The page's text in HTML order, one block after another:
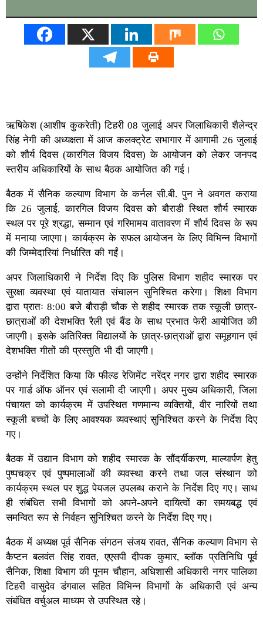
ऋषिकेश (आशीष कुकरेती) टिहरी 08 जुलाई अपर जिलाधिकारी शैलेन्द्र
सिंह नेगी की अध्यक्षता में आज कलक्ट्रेट सभागार में आगामी 26 जुलाई
को शौर्य दिवस (कारगिल विजय दिवस) के आयोजन को लेकर जनपद
स्तरीय अधिकारियों के साथ बैठक आयोजित की गई।
बैठक में सैनिक कल्याण विभाग के कर्नल सी.बी. पुन ने अवगत कराया
कि 26 जुलाई, कारगिल विजय दिवस को बौराडी स्थित शौर्य स्मारक
स्थल पर पूरे श्रद्धा, सम्मान एवं गरिमामय वातावरण में शौर्य दिवस के रूप
में मनाया जाएगा। कार्यक्रम के सफल आयोजन के लिए विभिन्न विभागों
की जिम्मेदारियां निर्धारित की गईं।
अपर जिलाधिकारी ने निर्देश दिए कि पुलिस विभाग शहीद स्मारक पर
सुरक्षा व्यवस्था एवं यातायात संचालन सुनिश्चित करेगा। शिक्षा विभाग
द्वारा प्रातः 8:00 बजे बौराड़ी चौक से शहीद स्मारक तक स्कूली छात्र-
छात्राओं की देशभक्ति रैली एवं बैंड के साथ प्रभात फेरी आयोजित की
जाएगी। इसके अतिरिक्त विद्यालयों के छात्र-छात्राओं द्वारा समूहगान एवं
देशभक्ति गीतों की प्रस्तुति भी दी जाएगी।
उन्होंने निर्देशित किया कि फील्ड रेजिमेंट नरेंद्र नगर द्वारा शहीद स्मारक
पर गार्ड ऑफ ऑनर एवं सलामी दी जाएगी। अपर मुख्य अधिकारी, जिला
पंचायत को कार्यक्रम में उपस्थित गणमान्य व्यक्तियों, वीर नारियों तथा
स्कूली बच्चों के लिए आवश्यक व्यवस्थाएं सुनिश्चित करने के निर्देश दिए
गए।
बैठक में उद्यान विभाग को शहीद स्मारक के सौंदर्यीकरण, माल्यार्पण हेतु
पुष्पचक्र एवं पुष्पमालाओं की व्यवस्था करने तथा जल संस्थान को
कार्यक्रम स्थल पर शुद्ध पेयजल उपलब्ध कराने के निर्देश दिए गए। साथ
ही संबंधित सभी विभागों को अपने-अपने दायित्वों का समयबद्ध एवं
समन्वित रूप से निर्वहन सुनिश्चित करने के निर्देश दिए गए।
बैठक में अध्यक्ष पूर्व सैनिक संगठन संजय रावत, सैनिक कल्याण विभाग से
कैप्टन बलवंत सिंह रावत, एएसपी दीपक कुमार, ब्लॉक प्रतिनिधि पूर्व
सैनिक, शिक्षा विभाग की पूनम चौहान, अधिशासी अधिकारी नगर पालिका
टिहरी वासुदेव डंगवाल सहित विभिन्न विभागों के अधिकारी एवं अन्य
संबंधित वर्चुअल माध्यम से उपस्थित रहे।